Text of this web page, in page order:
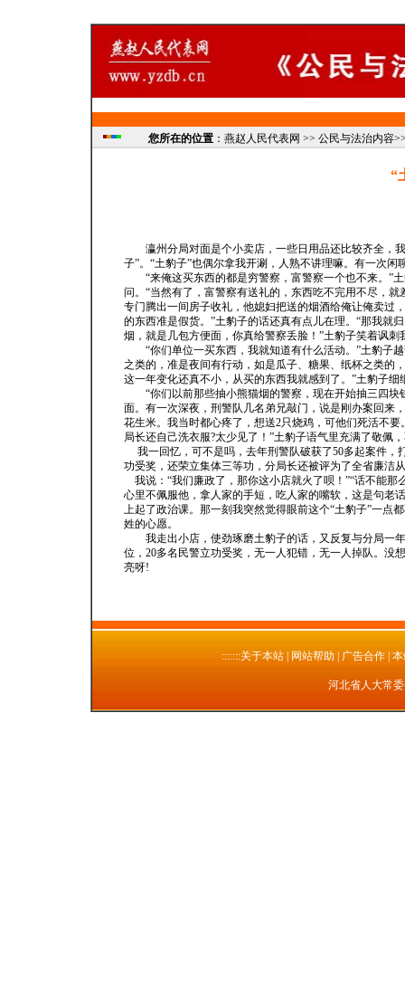
您所在的位置：燕赵人民代表网 >> 公民与法治内容
“
瀛州分局对面是个小卖店，一些日用品还比较齐全，我
子”。“土豹子”也偶尔拿我开涮，人熟不讲理嘛。有一次闲
“来俺这买东西的都是穷警察，富警察一个也不来。”土
问。“当然有了，富警察有送礼的，东西吃不完用不尽，
专门腾出一间房子收礼，他媳妇把送的烟酒给俺让俺卖过
的东西准是假货。”土豹子的话还真有点儿在理。“那我就
烟，就是几包方便面，你真给警察丢脸！”土豹子笑着讽刺
“你们单位一买东西，我就知道有什么活动。”土豹子越
之类的，准是夜间有行动，如是瓜子、糖果、纸杯之类的
这一年变化还真不小，从买的东西我就感到了。”土豹子
“你们以前那些抽小熊猫烟的警察，现在开始抽三四块
面。有一次深夜，刑警队几名弟兄敲门，说是刚办案回来
花生米。我当时都心疼了，想送2只烧鸡，可他们死活不
局长还自己洗衣服?太少见了！”土豹子语气里充满了敬佩
我一回忆，可不是吗，去年刑警队破获了50多起案件，
功受奖，还荣立集体三等功，分局长还被评为了全省廉洁
我说：“我们廉政了，那你这小店就火了呗！”“话不能
心里不佩服他，拿人家的手短，吃人家的嘴软，这是句老
上起了政治课。那一刻我突然觉得眼前这个“土豹子”一点
姓的心愿。
我走出小店，使劲琢磨土豹子的话，又反复与分局一年
位，20多名民警立功受奖，无一人犯错，无一人掉队。没
亮呀!
:::::::关于本站 | 网站帮助 | 广告合作 |
河北省人大常